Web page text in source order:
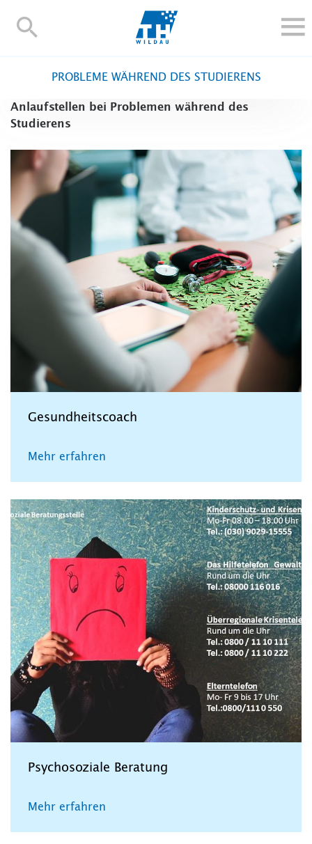
TH-
STUDIEREN UND WEITERBILDEN
FORSCHUNG UND TRANSFER
HOCHSCHULE
INTERNATIONAL
BESCHÄFTIGTE
Blogs Kontakt und Anfahrt Webmail Moodle
TH Online-Portal Personensuche English
PROBLEME WÄHREND DES STUDIERENS
Anlaufstellen bei Problemen während des
Studierens
Gesundheitscoach
Mehr erfahren
Psychosoziale Beratung
Mehr erfahren